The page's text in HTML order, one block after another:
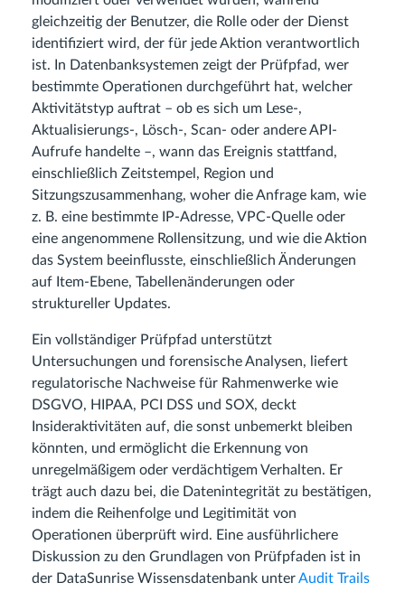
gleichzeitig der Benutzer, die Rolle oder der Dienst
identifiziert wird, der für jede Aktion verantwortlich
ist. In Datenbanksystemen zeigt der Prüfpfad, wer
bestimmte Operationen durchgeführt hat, welcher
Aktivitätstyp auftrat – ob es sich um Lese-,
Aktualisierungs-, Lösch-, Scan- oder andere API-
Aufrufe handelte –, wann das Ereignis stattfand,
einschließlich Zeitstempel, Region und
Sitzungszusammenhang, woher die Anfrage kam, wie
z. B. eine bestimmte IP-Adresse, VPC-Quelle oder
eine angenommene Rollensitzung, und wie die Aktion
das System beeinflusste, einschließlich Änderungen
auf Item-Ebene, Tabellenänderungen oder
struktureller Updates.
Ein vollständiger Prüfpfad unterstützt
Untersuchungen und forensische Analysen, liefert
regulatorische Nachweise für Rahmenwerke wie
DSGVO, HIPAA, PCI DSS und SOX, deckt
Insideraktivitäten auf, die sonst unbemerkt bleiben
könnten, und ermöglicht die Erkennung von
unregelmäßigem oder verdächtigem Verhalten. Er
trägt auch dazu bei, die Datenintegrität zu bestätigen,
indem die Reihenfolge und Legitimität von
Operationen überprüft wird. Eine ausführlichere
Diskussion zu den Grundlagen von Prüfpfaden ist in
der DataSunrise Wissensdatenbank unterAudit Trails